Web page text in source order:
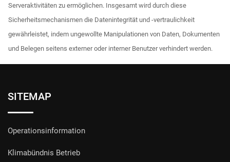
Serveraktivitäten zu ermöglichen. Insgesamt wird durch diese
Sicherheitsmechanismen die Datenintegrität und -vertraulichkeit
gewährleistet, indem ungewollte Manipulationen von Daten, Dokumenten
und Belegen seitens externer oder interner Benutzer verhindert werden.
SITEMAP
Operationsinformation
Klimabündnis Betrieb